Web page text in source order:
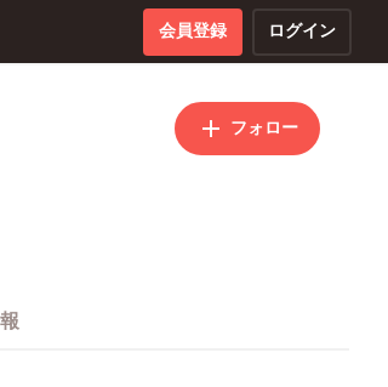
会員登録 ログイン
フォロー